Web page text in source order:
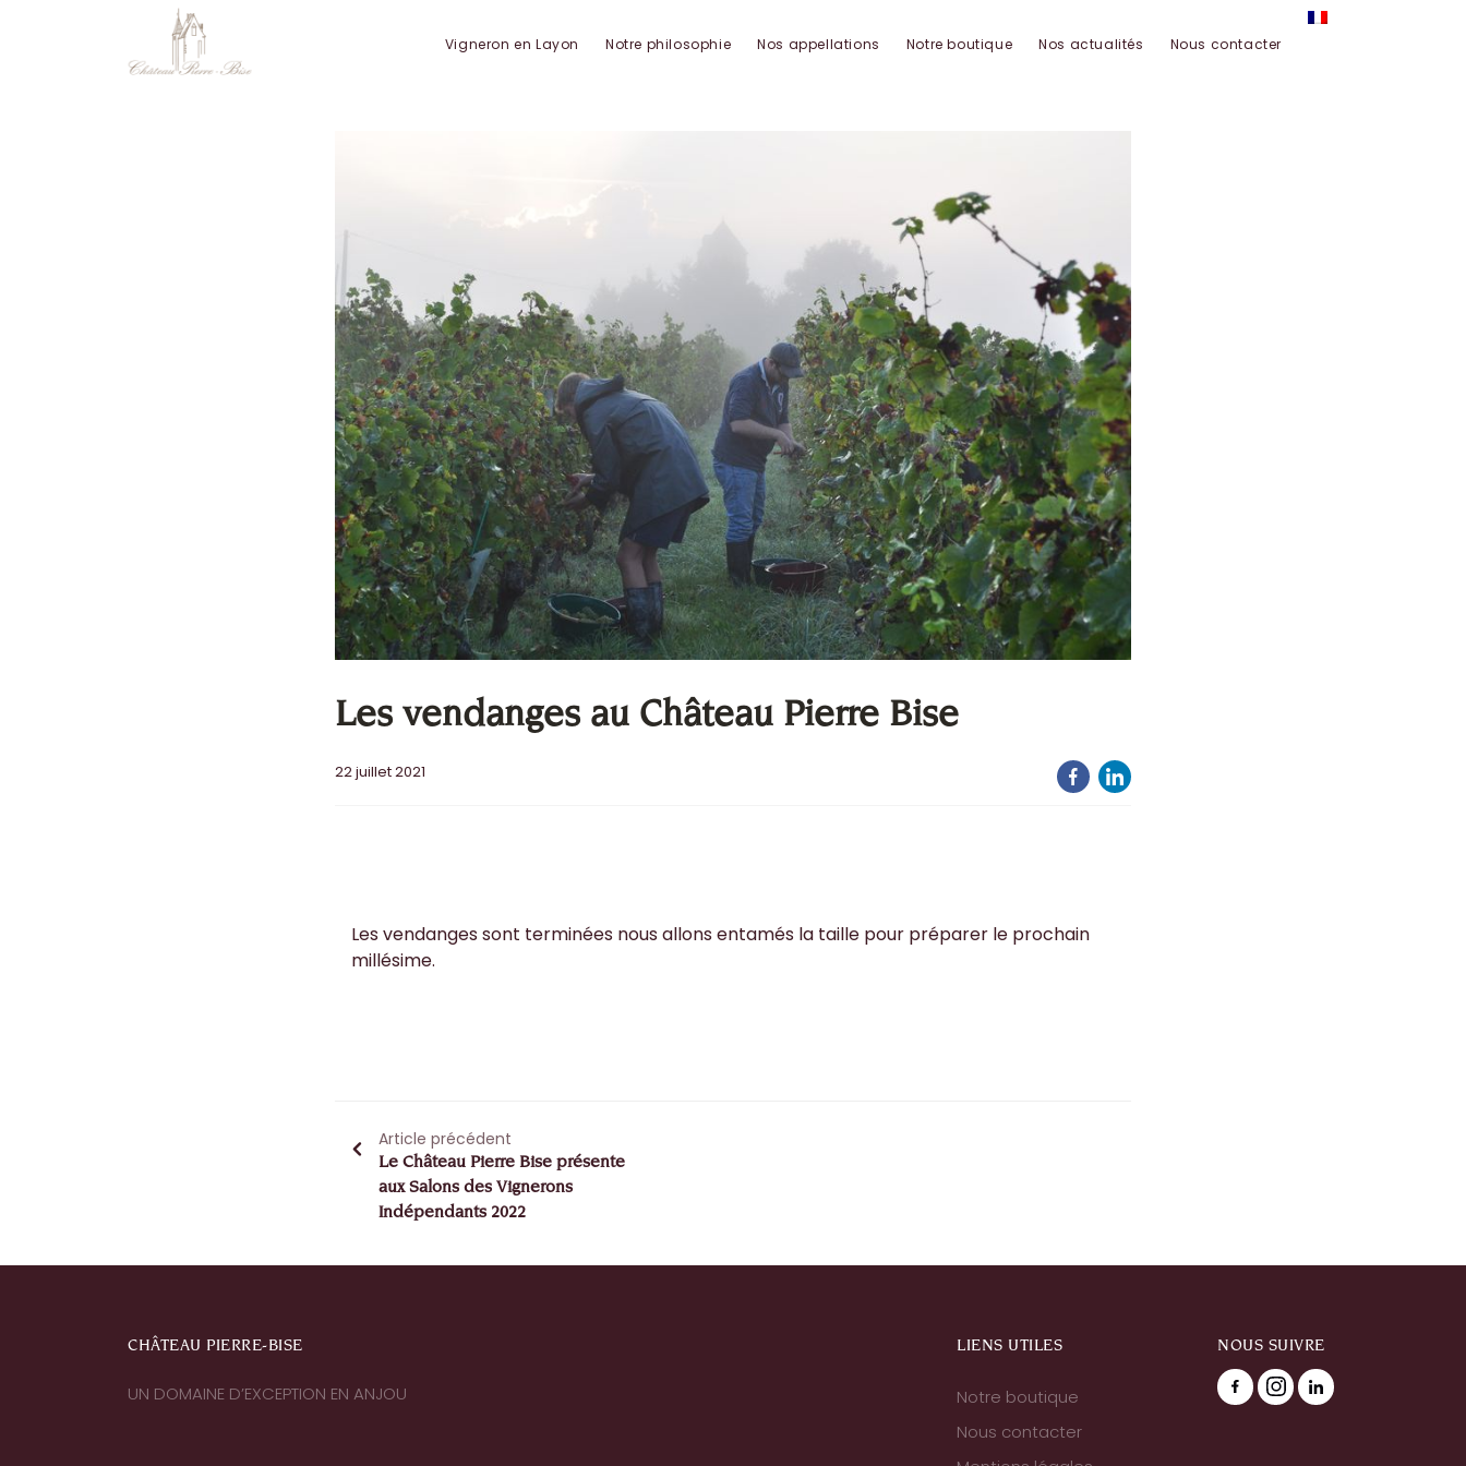
Vigneron en Layon Notre philosophie Nos appellations Notre boutique Nos actualités Nous contacter
Les vendanges au Château Pierre Bise
22 juillet 2021
Les vendanges sont terminées nous allons entamés la taille pour préparer le prochain
millésime.
Article précédent
Le Château Pierre Bise présente
aux Salons des Vignerons
Indépendants 2022
CHÂTEAU PIERRE-BISE
UN DOMAINE D’EXCEPTION EN ANJOU
LIENS UTILES
Notre boutique
Nous contacter
NOUS SUIVRE
Panneau de gestion des cookies